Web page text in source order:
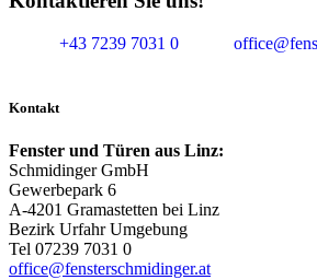
+43 7239 7031 0
Kontakt
Fenster und Türen aus Linz:
Schmidinger GmbH
Gewerbepark 6
A-4201 Gramastetten bei Linz
Bezirk Urfahr Umgebung
Tel 07239 7031 0
office@fensterschmidinger.at